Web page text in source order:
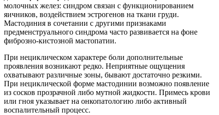
молочных желез: синдром связан с функционированием
яичников, воздействием эстрогенов на ткани груди.
Мастодиния в сочетании с другими признаками
предменструального синдрома часто развивается на фоне
фиброзно-кистозной мастопатии.
При нециклическом характере боли дополнительные
проявления возникают редко. Неприятные ощущения
охватывают различные зоны, бывают достаточно резкими.
При нециклической форме мастодинии возможно появление
из сосков прозрачной либо мутной жидкости. Примесь крови
или гноя указывает на онкопатологию либо активный
воспалительный процесс.